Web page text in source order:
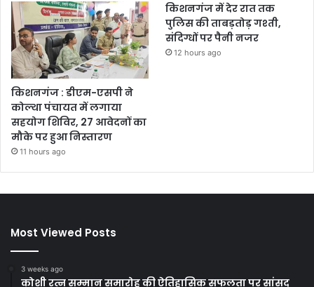
किशनगंज : डीएम-एसपी ने
कोल्था पंचायत में लगाया
सहयोग शिविर, 27 आवेदनों का
मौके पर हुआ निस्तारण
11 hours ago
किशनगंज में देर रात तक
पुलिस की ताबड़तोड़ गश्ती,
संदिग्धों पर पैनी नजर
12 hours ago
Most Viewed Posts
3 weeks ago
कोशी रत्न सम्मान समारोह की ऐतिहासिक सफलता पर सांसद